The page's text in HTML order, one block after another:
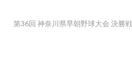
第36回 神奈川県早朝野球大会 決勝戦